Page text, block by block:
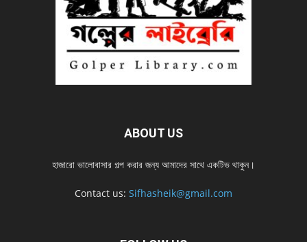
ABOUT US
হাজারো ভালোবাসার গল্প করার জন্য আমাদের সাথে একটিভ থাকুন।
Contact us: Sifhasheik@gmail.com